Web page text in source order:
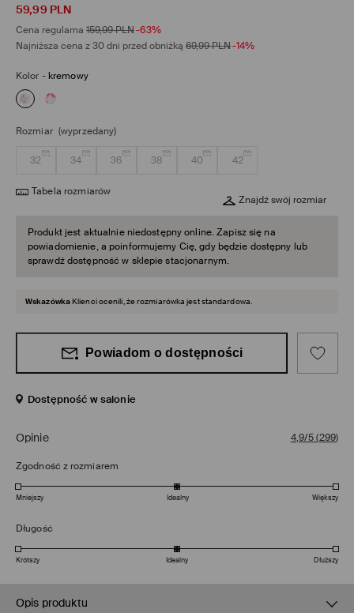
59,99 PLN
Cena regularna 159,99PLN-63%
Najniższa cena z 30 dni przed obniżką 69,99PLN-14%
Kolor - kremowy
Rozmiar (wyprzedany)
32 34 36 38 40 42
Tabela rozmiarów
Znajdź swój rozmiar
Produkt jest aktualnie niedostępny online. Zapisz się na
powiadomienie, a poinformujemy Cię, gdy będzie dostępny lub
sprawdź dostępność w sklepie stacjonarnym.
Wskazówka Klienci ocenili, że rozmiarówka jest standardowa.
Powiadom o dostępności
Dostępność w salonie
Opinie 4,9/5(299)
Zgodność z rozmiarem
Mniejszy Idealny Większy
Długość
Krótszy Idealny Dłuższy
Opis produktu